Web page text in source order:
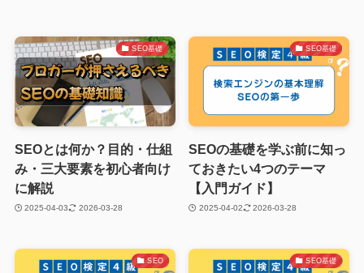
SEO基礎
SEOとは何か？目的・仕組
み・三大要素を初心者向け
に解説
2025-04-03 2026-03-28
SEO基礎
SEOの基礎を学ぶ前に知っ
ておきたい4つのテーマ
【入門ガイド】
2025-04-02 2026-03-28
SEO SEO基礎